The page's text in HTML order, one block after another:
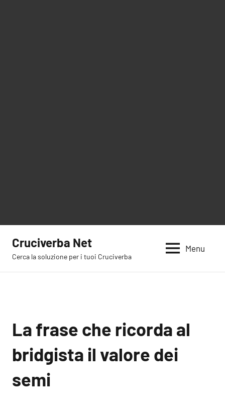
contenuto
Cruciverba Net
Cerca la soluzione per i tuoi Cruciverba
Menu
La frase che ricorda al
bridgista il valore dei
semi